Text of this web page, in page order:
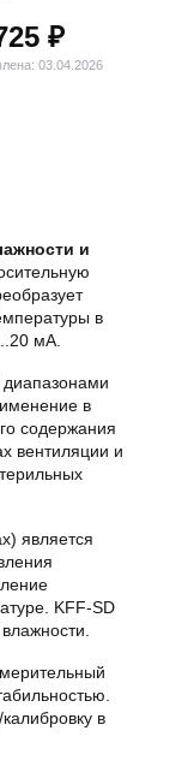
₽
03.04.2026
и
в
мА.
диапазонами
в
содержания
вентиляции и
является
KFF-SD
в